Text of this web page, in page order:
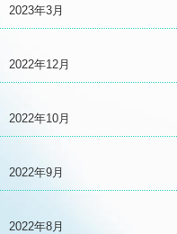
2023年3月
2022年12月
2022年10月
2022年9月
2022年8月